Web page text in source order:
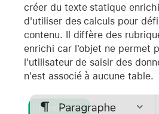
créer du texte statique
d'utiliser des calculs pour
contenu. Il diffère des
enrichi car l'objet ne permet
l'utilisateur de saisir des
n'est associé à aucune table.